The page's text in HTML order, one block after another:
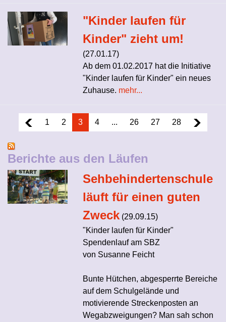
"Kinder laufen für
Kinder" zieht um!
(27.01.17)
Ab dem 01.02.2017 hat die Initiative
"Kinder laufen für Kinder" ein neues
Zuhause. mehr...
1 2 3 4 ... 26 27 28
Berichte aus den Läufen
Sehbehindertenschule
läuft für einen guten
Zweck (29.09.15)
"Kinder laufen für Kinder"
Spendenlauf am SBZ
von Susanne Feicht
Bunte Hütchen, abgesperrte Bereiche
auf dem Schulgelände und
motivierende Streckenposten an
Wegabzweigungen? Man sah schon